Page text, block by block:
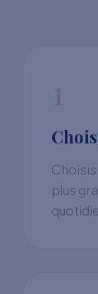
1
plus